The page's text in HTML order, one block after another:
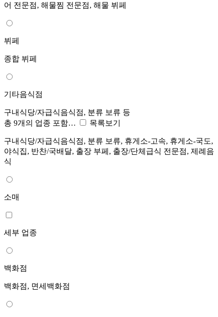
어 전문점, 해물찜 전문점, 해물 뷔페
뷔페
종합 뷔페
기타음식점
구내식당/자급식음식점, 분류 보류 등
총 9개의 업종 포함…
목록보기
구내식당/자급식음식점, 분류 보류, 휴게소-고속, 휴게소-국도,
야식집, 반찬/국배달, 출장 부페, 출장/단체급식 전문점, 제례음
식
소매
세부 업종
백화점
백화점, 면세백화점